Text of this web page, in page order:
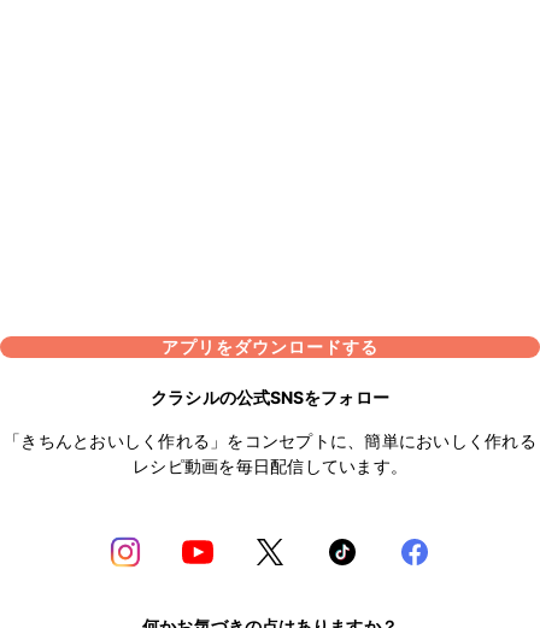
アプリをダウンロードする
クラシルの公式SNSをフォロー
「きちんとおいしく作れる」をコンセプトに、簡単においしく作れる
レシピ動画を毎日配信しています。